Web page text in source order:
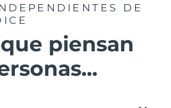
DE
piensan